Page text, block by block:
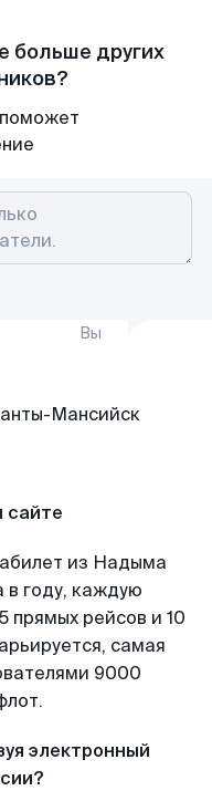
больше других
Вы
сайте
из Надыма
в году, каждую
прямых рейсов и 10
самая
9000
электронный